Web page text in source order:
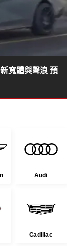
寬體與聲浪 預
Audi
Cadillac